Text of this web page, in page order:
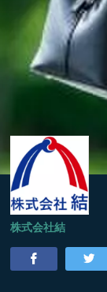
株式会社結